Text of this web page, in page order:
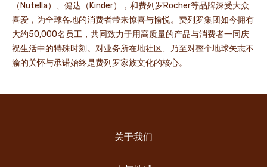
（Nutella）、健达（Kinder），和费列罗Rocher等品牌深受大众
喜爱，为全球各地的消费者带来惊喜与愉悦。费列罗集团如今拥有
大约50,000名员工，共同致力于用高质量的产品与消费者一同庆
祝生活中的特殊时刻。对业务所在地社区、乃至对整个地球矢志不
渝的关怀与承诺始终是费列罗家族文化的核心。
关于我们